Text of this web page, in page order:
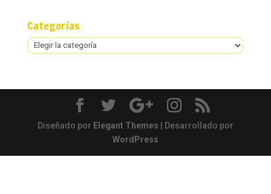
Categorías
Categorías
Diseñado por Elegant Themes | Desarrollado por
WordPress